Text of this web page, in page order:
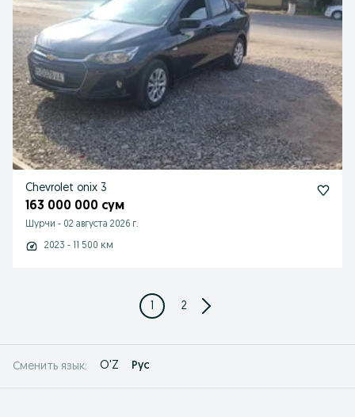
Chevrolet onix 3
163 000 000 сум
Шурчи - 02 августа 2026 г.
2023 - 11 500 км
1 2
Сменить язык: O'Z Рус